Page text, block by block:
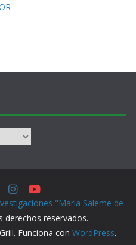
"Maria Saleme de
derechos reservados.
Funciona con WordPress.